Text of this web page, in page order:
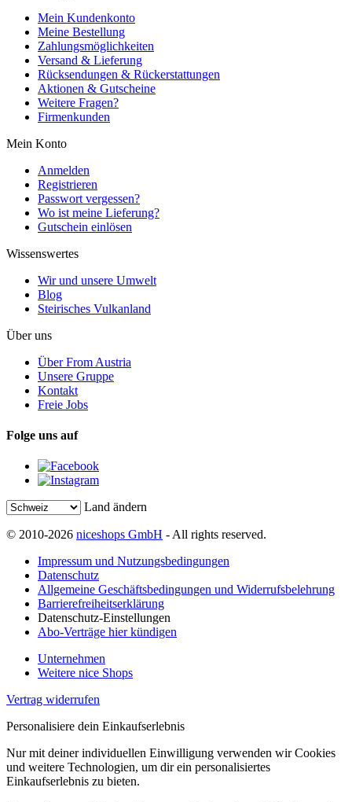
Mein Kundenkonto
Meine Bestellung
Zahlungsmöglichkeiten
Versand & Lieferung
Rücksendungen & Rückerstattungen
Aktionen & Gutscheine
Weitere Fragen?
Firmenkunden
Mein Konto
Anmelden
Registrieren
Passwort vergessen?
Wo ist meine Lieferung?
Gutschein einlösen
Wissenswertes
Wir und unsere Umwelt
Blog
Steirisches Vulkanland
Über uns
Über From Austria
Unsere Gruppe
Kontakt
Freie Jobs
Folge uns auf
Land ändern
© 2010-2026 niceshops GmbH - All rights reserved.
Impressum und Nutzungsbedingungen
Datenschutz
Allgemeine Geschäftsbedingungen und Widerrufsbelehrung
Barrierefreiheitserklärung
Datenschutz-Einstellungen
Abo-Verträge hier kündigen
Unternehmen
Weitere nice Shops
Vertrag widerrufen
Personalisiere dein Einkaufserlebnis
Nur mit deiner individuellen Einwilligung verwenden wir Cookies
und weitere Technologien, um dir ein personalisiertes
Einkaufserlebnis zu bieten.